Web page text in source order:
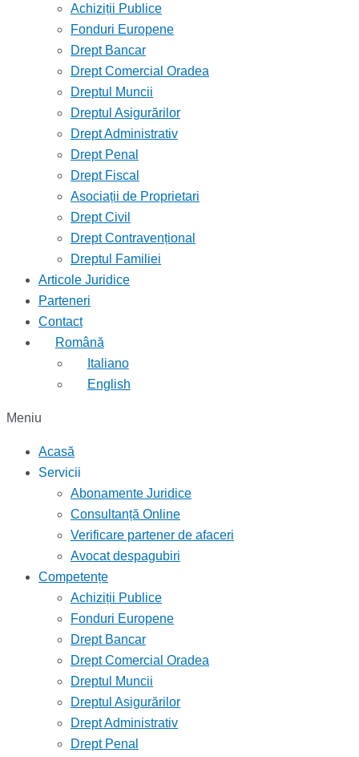
Achiziții Publice
Fonduri Europene
Drept Bancar
Drept Comercial Oradea
Dreptul Muncii
Dreptul Asigurărilor
Drept Administrativ
Drept Penal
Drept Fiscal
Asociații de Proprietari
Drept Civil
Drept Contravențional
Dreptul Familiei
Articole Juridice
Parteneri
Contact
Română
Italiano
English
Meniu
Acasă
Servicii
Abonamente Juridice
Consultanță Online
Verificare partener de afaceri
Avocat despagubiri
Competențe
Achiziții Publice
Fonduri Europene
Drept Bancar
Drept Comercial Oradea
Dreptul Muncii
Dreptul Asigurărilor
Drept Administrativ
Drept Penal